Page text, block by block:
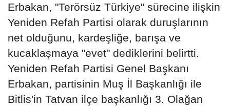
Erbakan, "Terörsüz Türkiye" sürecine ilişkin
Yeniden Refah Partisi olarak duruşlarının
net olduğunu, kardeşliğe, barışa ve
kucaklaşmaya "evet" dediklerini belirtti.
Yeniden Refah Partisi Genel Başkanı
Erbakan, partisinin Muş İl Başkanlığı ile
Bitlis'in Tatvan ilçe başkanlığı 3. Olağan